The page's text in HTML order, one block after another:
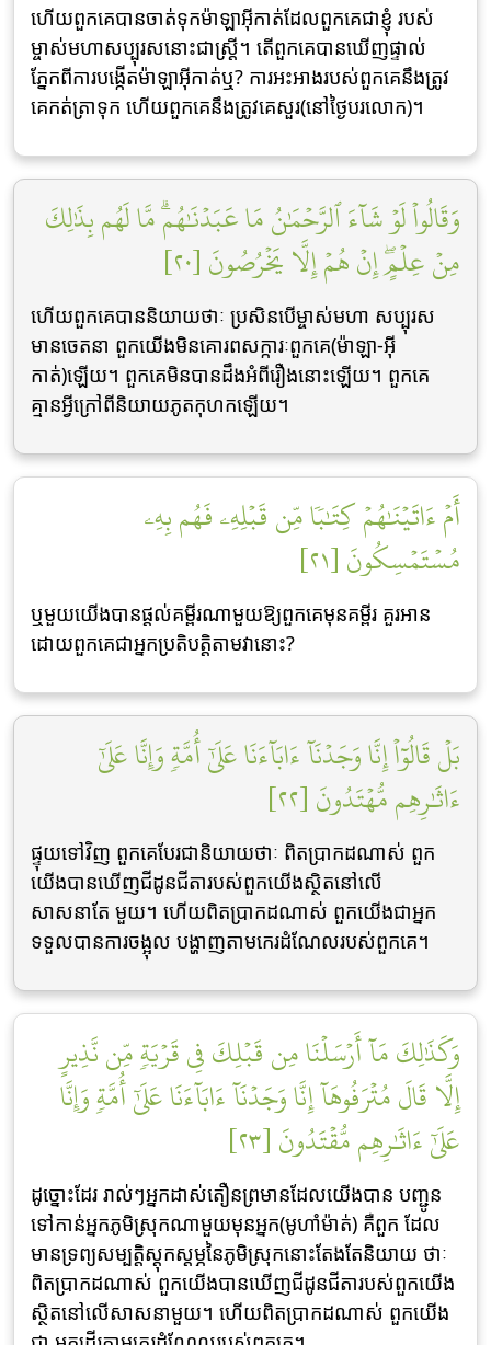
ហើយពួកគេបានចាត់ទុកម៉ាឡាអ៊ីកាត់ដែលពួកគេជាខ្ញុំ របស់
ម្ចាស់មហាសប្បុរសនោះជាស្ដ្រី។ តើពួកគេបានឃើញផ្ទាល់
ភ្នែកពីការបង្កើតម៉ាឡាអ៊ីកាត់ឬ? ការអះអាងរបស់ពួកគេនឹងត្រូវ
គេកត់ត្រាទុក ហើយពួកគេនឹងត្រូវគេសួរ(នៅថ្ងៃបរលោក)។
وَقَالُواْ لَوۡ شَآءَ ٱلرَّحۡمَٰنُ مَا عَبَدۡنَٰهُمۗ مَّا لَهُم بِذَٰلِكَ
مِنۡ عِلۡمٍۖ إِنۡ هُمۡ إِلَّا يَخۡرُصُونَ [٢٠]
ហើយពួកគេបាននិយាយថាៈ ប្រសិនបើម្ចាស់មហា សប្បុរស
មានចេតនា ពួកយើងមិនគោរពសក្ការៈពួកគេ(ម៉ាឡា-អ៊ី
កាត់)ឡើយ។ ពួកគេមិនបានដឹងអំពីរឿងនោះឡើយ។ ពួកគេ
គ្មានអ្វីក្រៅពីនិយាយភូតកុហកឡើយ។
أَمۡ ءَاتَيۡنَٰهُمۡ كِتَٰبٗا مِّن قَبۡلِهِۦ فَهُم بِهِۦ
مُسۡتَمۡسِكُونَ [٢١]
ឬមួយយើងបានផ្ដល់គម្ពីរណាមួយឱ្យពួកគេមុនគម្ពីរ គួរអាន
ដោយពួកគេជាអ្នកប្រតិបត្ដិតាមវានោះ?
بَلۡ قَالُوٓاْ إِنَّا وَجَدۡنَآ ءَابَآءَنَا عَلَىٰٓ أُمَّةٖ وَإِنَّا عَلَىٰٓ
ءَاثَٰرِهِم مُّهۡتَدُونَ [٢٢]
ផ្ទុយទៅវិញ ពួកគេបែរជានិយាយថាៈ ពិតប្រាកដណាស់ ពួក
យើងបានឃើញជីដូនជីតារបស់ពួកយើងស្ថិតនៅលើ
សាសនាតែ មួយ។ ហើយពិតប្រាកដណាស់ ពួកយើងជាអ្នក
ទទួលបានការចង្អុល បង្ហាញតាមកេរដំណែលរបស់ពួកគេ។
وَكَذَٰلِكَ مَآ أَرۡسَلۡنَا مِن قَبۡلِكَ فِي قَرۡيَةٖ مِّن نَّذِيرٍ
إِلَّا قَالَ مُتۡرَفُوهَآ إِنَّا وَجَدۡنَآ ءَابَآءَنَا عَلَىٰٓ أُمَّةٖ وَإِنَّا
عَلَىٰٓ ءَاثَٰرِهِم مُّقۡتَدُونَ [٢٣]
ដូច្នោះដែរ រាល់ៗអ្នកដាស់តឿនព្រមានដែលយើងបាន បញ្ជូន
ទៅកាន់អ្នកភូមិស្រុកណាមួយមុនអ្នក(មូហាំម៉ាត់) គឺពួក ដែល
មានទ្រព្យសម្បត្ដិស្ដុកស្ដម្ភនៃភូមិស្រុកនោះតែងតែនិយាយ ថាៈ
ពិតប្រាកដណាស់ ពួកយើងបានឃើញជីដូនជីតារបស់ពួកយើង
ស្ថិតនៅលើសាសនាមួយ។ ហើយពិតប្រាកដណាស់ ពួកយើង